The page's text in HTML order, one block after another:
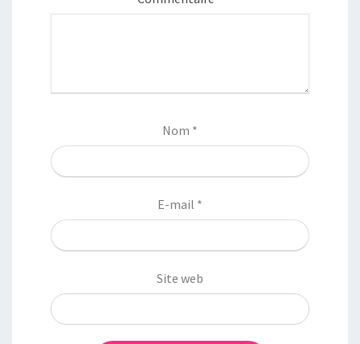
Nom *
E-mail *
Site web